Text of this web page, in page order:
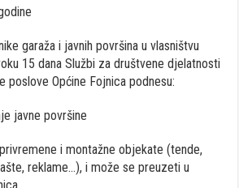
garaža i javnih površina u vlasništvu
15 dana Službi za društvene djelatnosti
poslove Općine Fojnica podnesu:
javne površine
i montažne objekate (tende,
reklame…), i može se preuzeti u